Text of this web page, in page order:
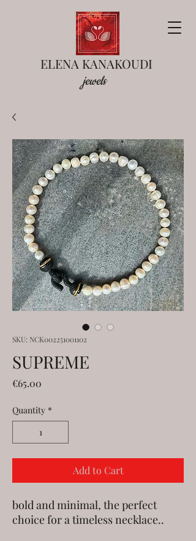
jewels
ELENA KANAKOUDI
SKU: NCK002251001102
SUPREME
€65.00
Quantity *
Add to Cart
bold and minimal, the perfect
choice for a timeless necklace..